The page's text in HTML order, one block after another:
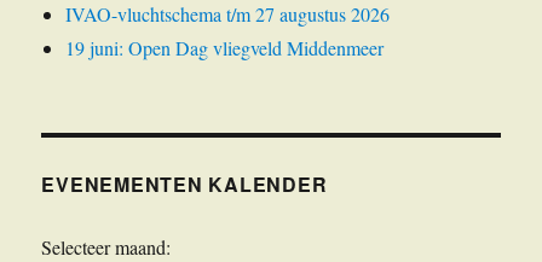
IVAO-vluchtschema t/m 27 augustus 2026
19 juni: Open Dag vliegveld Middenmeer
EVENEMENTEN KALENDER
Selecteer maand: